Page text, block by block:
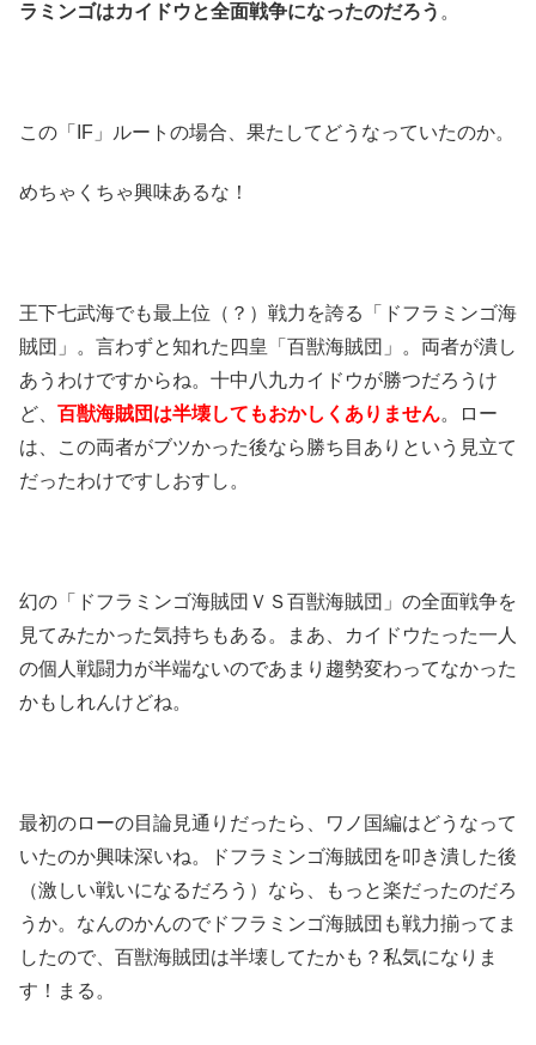
ラミンゴはカイドウと全面戦争になったのだろう 。
この「IF」ルートの場合、果たしてどうなっていたのか。
めちゃくちゃ興味あるな！
王下七武海でも最上位（？）戦力を誇る「ドフラミンゴ海
賊団」。言わずと知れた四皇「百獣海賊団」。両者が潰し
あうわけですからね。十中八九カイドウが勝つだろうけ
ど、 百獣海賊団は半壊してもおかしくありません。ロー
は、この両者がブツかった後なら勝ち目ありという見立て
だったわけですしおすし。
幻の「ドフラミンゴ海賊団ＶＳ百獣海賊団」の全面戦争を
見てみたかった気持ちもある。まあ、カイドウたった一人
の個人戦闘力が半端ないのであまり趨勢変わってなかった
かもしれんけどね。
最初のローの目論見通りだったら、ワノ国編はどうなって
いたのか興味深いね。ドフラミンゴ海賊団を叩き潰した後
（激しい戦いになるだろう）なら、もっと楽だったのだろ
うか。なんのかんのでドフラミンゴ海賊団も戦力揃ってま
したので、百獣海賊団は半壊してたかも？私気になりま
す！まる。